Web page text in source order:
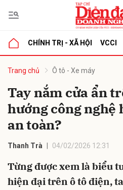
CHÍNH TRỊ - XÃ HỘI VCCI
Trang chủ Ô tô - Xe máy
Tay nắm cửa ẩn
hướng công nghệ
an toàn?
Thanh Trà 04/02/2026 12:31
Từng được xem là biểu
hiện đại trên ô tô điện,
luận